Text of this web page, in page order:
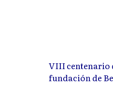
VIII centenario
fundación de